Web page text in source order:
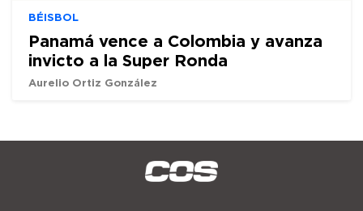
BÉISBOL
Panamá vence a Colombia y avanza
invicto a la Super Ronda
Aurelio Ortiz González